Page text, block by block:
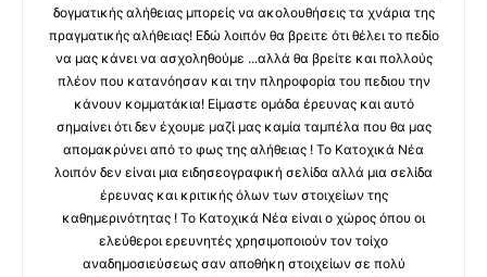
δογματικής αλήθειας μπορείς να ακολουθήσεις τα χνάρια της
πραγματικής αλήθειας! Εδώ λοιπόν θα βρειτε ότι θέλει το πεδίο
να μας κάνει να ασχοληθούμε ...αλλά θα βρείτε και πολλούς
πλέον που κατανόησαν και την πληροφορία του πεδιου την
κάνουν κομματάκια! Είμαστε ομάδα έρευνας και αυτό
σημαίνει ότι δεν έχουμε μαζί μας καμία ταμπέλα που θα μας
απομακρύνει από το φως της αλήθειας ! Το Κατοχικά Νέα
λοιπόν δεν είναι μια ειδησεογραφική σελίδα αλλά μια σελίδα
έρευνας και κριτικής όλων των στοιχείων της
καθημερινότητας ! Το Κατοχικά Νέα είναι ο χώρος όπου οι
ελεύθεροι ερευνητές χρησιμοποιούν τον τοίχο
αναδημοσιεύσεως σαν αποθήκη στοιχείων σε πολύ